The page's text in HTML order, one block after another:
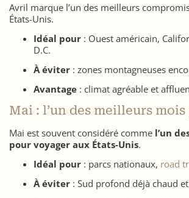
Avril marque l’un des meilleurs
États-Unis.
Idéal pour : Ouest américain,
D.C.
À éviter : zones montagneuses
Avantage : climat agréable et
Mai : l’un des meilleurs
Mai est souvent considéré comme l’un
pour voyager aux États-Unis.
Idéal pour : parcs nationaux, road
À éviter : Sud profond déjà chaud